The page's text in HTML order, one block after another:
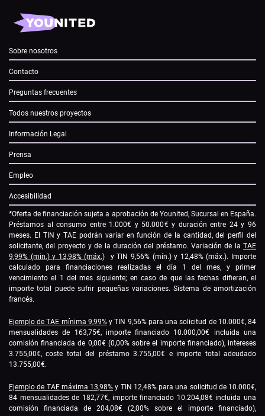
Sobre nosotros
Contacto
Preguntas frecuentes
Todos nuestros proyectos
Información Legal
Prensa
Empleo
Accesibilidad
*Oferta de financiación sujeta a aprobación de Younited, Sucursal en España.
Préstamos al consumo entre 1.000€ y 50.000€ y duración entre 24 y 96
meses. El TIN y TAE podrán variar en función de la cantidad, del perfil del
solicitante, del proyecto y de la duración del préstamo. Variación de la TAE
9,99% (min.) y 13,98% (máx.) y TIN 9,56% (mín.) y 12,48% (máx.). Importe
calculado para financiaciones realizadas el día 1 del mes, y primer
vencimiento el 1 del mes siguiente; en caso de que las fechas difieran, el
importe total puede sufrir pequeñas variaciones. Sistema de amortización
francés.
Ejemplo de TAE mínima 9,99%y TIN 9,56% para una solicitud de 10.000€, 84
mensualidades de 163,75€, importe financiado 10.000,00€ incluida una
comisión financiada de 0,00€ (0,00% sobre el importe financiado), intereses
3.755,00€, coste total del préstamo 3.755,00€ e importe total adeudado
13.755,00€.
Ejemplo de TAE máxima 13,98% y TIN 12,48% para una solicitud de 10.000€,
84 mensualidades de 182,77€, importe financiado 10.204,08€ incluida una
comisión financiada de 204,08€ (2,00% sobre el importe financiado),